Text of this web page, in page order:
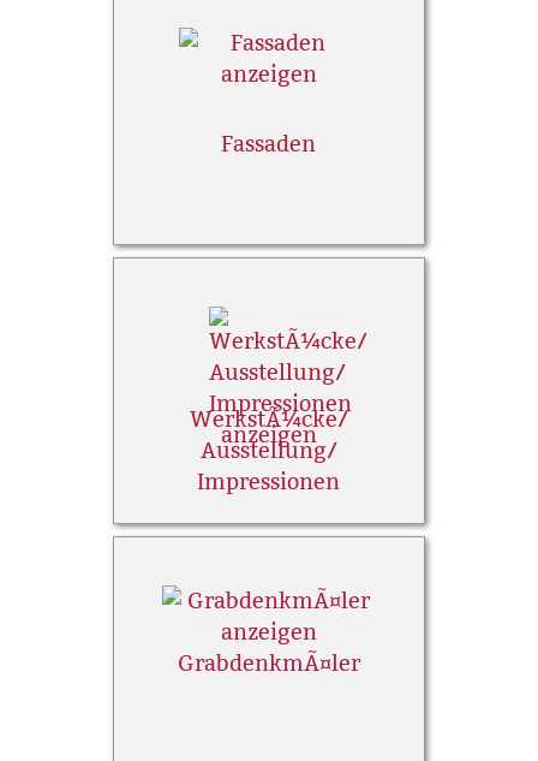
Fassaden
WerkstÃ¼cke/
Ausstellung/
Impressionen
GrabdenkmÃ¤ler